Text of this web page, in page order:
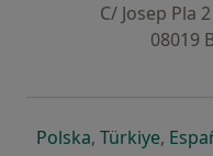
C/ Josep Pla
08019
Polskaabre num
, Türkiyeabre
,